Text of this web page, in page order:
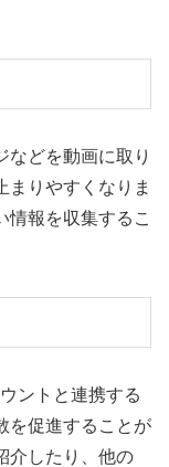
などを動画に取り
まりやすくなりま
情報を収集するこ
ントと連携する
を促進することが
介したり、他の